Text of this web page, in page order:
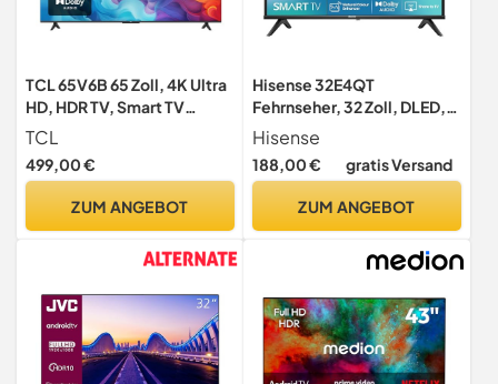
TCL 65V6B 65 Zoll, 4K Ultra
HD, HDR TV, Smart TV
unterstützt von Google TV
(Dolby Audio, Motion
Clarity, Sprachsteuerung,
Assistant, Chromecast
TCL
499,00 €
ZUM ANGEBOT
Hisense 32E4QT
Fehrnseher, 32 Zoll, DLED,
Smart TV, Game Mode, AI
Sports Mode, Dolby Audio,
Dolby MS12, DTS Virtual X,
Contrast,
Hisense
188,00 € gratis Versand
ZUM ANGEBOT